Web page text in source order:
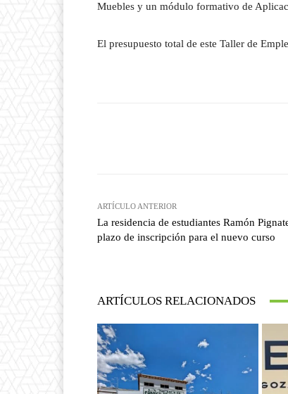
Muebles y un módulo formativo de
El presupuesto total de este Taller de
ARTÍCULO ANTERIOR
La residencia de estudiantes Ramón
plazo de inscripción para el nuevo curso
ARTÍCULOS RELACIONADOS